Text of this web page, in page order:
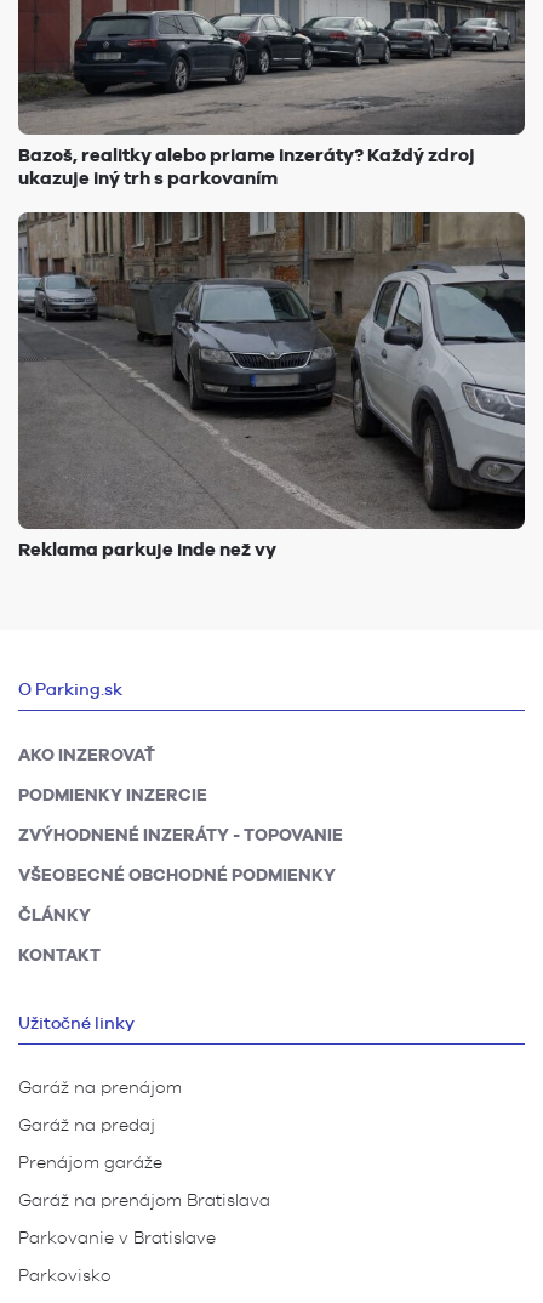
Bazoš, realitky alebo priame inzeráty? Každý zdroj
ukazuje iný trh s parkovaním
Reklama parkuje inde než vy
O Parking.sk
AKO INZEROVAŤ
PODMIENKY INZERCIE
ZVÝHODNENÉ INZERÁTY - TOPOVANIE
VŠEOBECNÉ OBCHODNÉ PODMIENKY
ČLÁNKY
KONTAKT
Užitočné linky
Garáž na prenájom
Garáž na predaj
Prenájom garáže
Garáž na prenájom Bratislava
Parkovanie v Bratislave
Parkovisko